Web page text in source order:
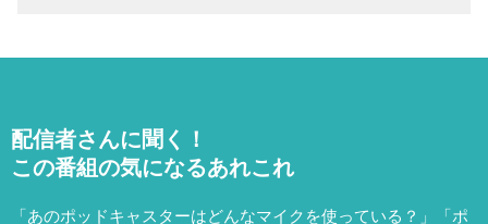
配信者さんに聞く！
この番組の気になるあれこれ
「あのポッドキャスターはどんなマイクを使っている？」「ポ